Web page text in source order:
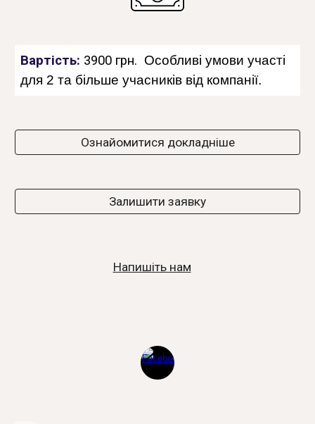
Вартість: 3900 грн. Особливі умови участі
для 2 та більше учасників від компанії.
Ознайомитися докладніше
Залишити заявку
Напишіть нам